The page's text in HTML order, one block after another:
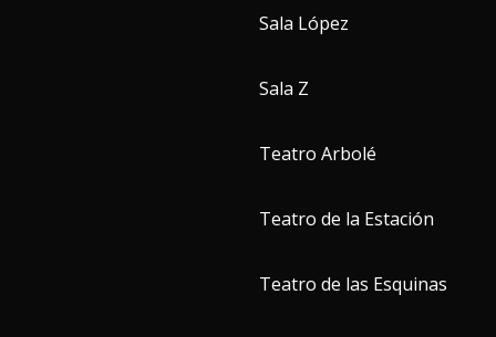
Sala López
Sala Z
Teatro Arbolé
Teatro de la Estación
Teatro de las Esquinas